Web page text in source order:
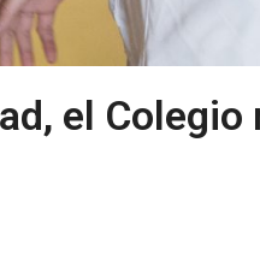
el Colegio